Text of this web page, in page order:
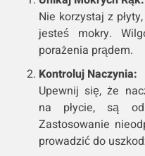
Nie korzystaj z
jesteś mokry.
porażenia prądem.
Kontroluj Naczynia:
Upewnij się, że
na płycie, są
Zastosowanie
prowadzić do